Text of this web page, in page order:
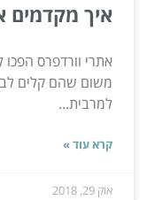
איך מקדמים
אתרי וורדפרס הפכו
משום שהם קלים
למרבית...
קרא עוד »
אוק 29, 2018